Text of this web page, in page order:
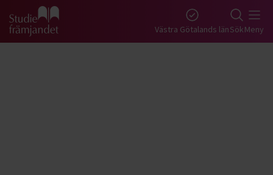
Gå till studiefrämjandets startsida Västra Götalands länSökMeny